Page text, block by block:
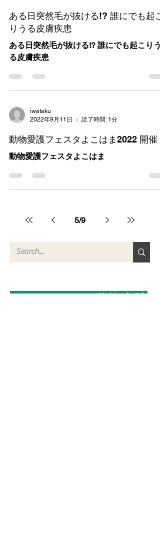
ある日突然毛が抜ける!? 誰にでも起こ
りうる皮膚疾患
ある日突然毛が抜ける!? 誰にでも起こりう
る皮膚疾患
iwataku
2022年9月11日
読了時間: 1分
動物愛護フェスタよこはま2022 開催
動物愛護フェスタよこはま
5/9
​センターきた動物病院